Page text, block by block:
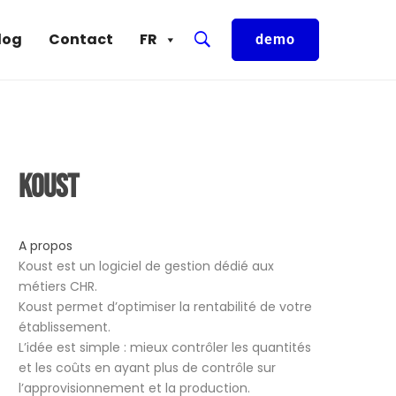
FR
Contact demo
Koust
A propos
Koust est un logiciel de gestion dédié aux
métiers CHR.
Koust permet d’optimiser la rentabilité de votre
établissement.
L’idée est simple : mieux contrôler les quantités
et les coûts en ayant plus de contrôle sur
l’approvisionnement et la production.